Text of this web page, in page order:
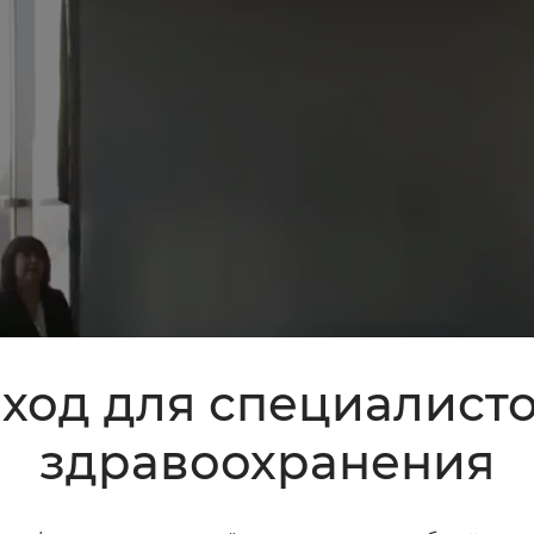
для
здравоохранения